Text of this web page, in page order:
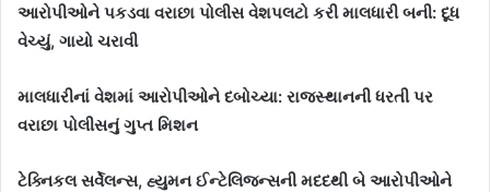
આરોપીઓને પકડવા વરાછા પોલીસ વેશપલટો કરી માલધારી બની: દૂધ
વેચ્યું, ગાયો ચરાવી
માલધારીનાં વેશમાં આરોપીઓને દબોચ્યા: રાજસ્થાનની ધરતી પર
વરાછા પોલીસનું ગુપ્ત મિશન
ટેક્નિકલ સર્વેલન્સ, હ્યુમન ઈન્ટેલિજન્સની મદદથી બે આરોપીઓને